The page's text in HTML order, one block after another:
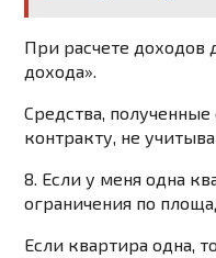
При расчете доходов
дохода».
Средства,
контракту, не
8. Если у меня одна
ограничения по
Если квартира одна,